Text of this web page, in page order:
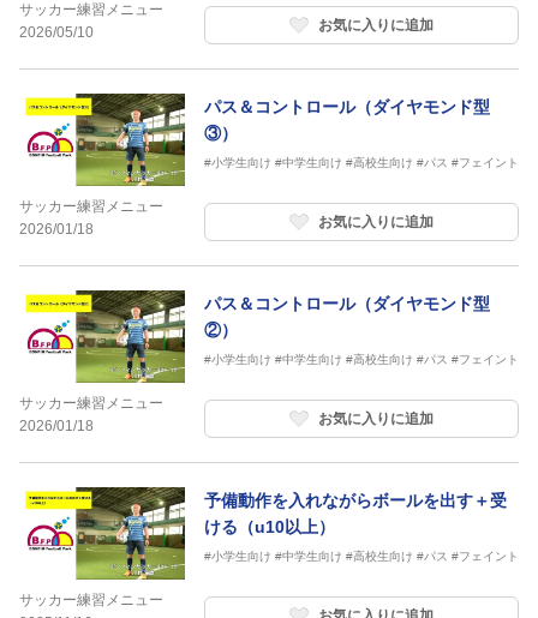
サッカー練習メニュー
2026/05/10
お気に入りに追加
サッカー練習メニュー
2026/01/18
パス＆コントロール（ダイヤモンド型
③）
#小学生向け #中学生向け #高校生向け #パス #フェイント
お気に入りに追加
サッカー練習メニュー
2026/01/18
パス＆コントロール（ダイヤモンド型
②）
#小学生向け #中学生向け #高校生向け #パス #フェイント
お気に入りに追加
サッカー練習メニュー
予備動作を入れながらボールを出す＋受
ける（u10以上）
#小学生向け #中学生向け #高校生向け #パス #フェイント